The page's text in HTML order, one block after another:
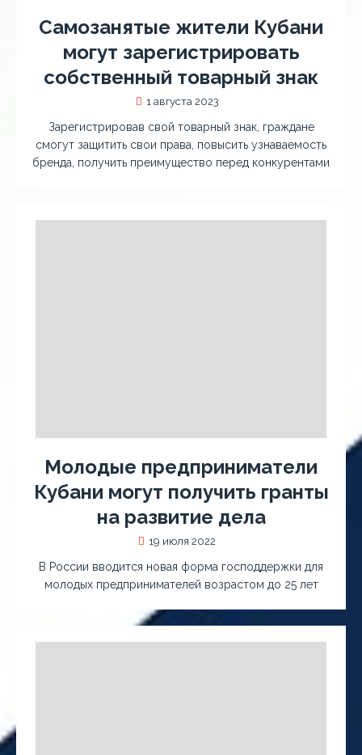
Самозанятые жители Кубани
могут зарегистрировать
собственный товарный знак
1 августа 2023
Зарегистрировав свой товарный знак, граждане
смогут защитить свои права, повысить узнаваемость
бренда, получить преимущество перед конкурентами
Молодые предприниматели
Кубани могут получить гранты
на развитие дела
19 июля 2022
В России вводится новая форма господдержки для
молодых предпринимателей возрастом до 25 лет